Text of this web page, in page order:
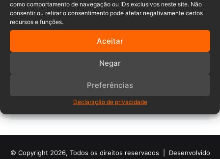
como comportamento de navegação ou IDs exclusivos neste site. Não
consentir ou retirar o consentimento pode afetar negativamente certos
recursos e funções.
Aceitar
Negar
Preferências
Declaração de privacidade
Timbó
atendimento@andreattapinturas.com.br
© Copyright 2026, Todos os direitos reservados | Desenvolvido